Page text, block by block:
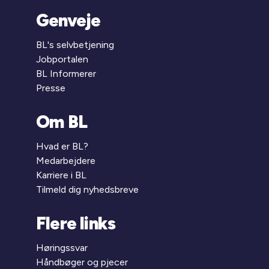
Genveje
BL's selvbetjening
Jobportalen
BL Informerer
Presse
Om BL
Hvad er BL?
Medarbejdere
Karriere i BL
Tilmeld dig nyhedsbreve
Flere links
Høringssvar
Håndbøger og pjecer